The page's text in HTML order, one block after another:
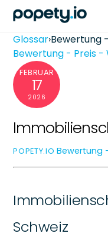
Skip
content
Glossar›Bewertung
Bewertung - Preis -
FEBRUAR
17
2026
POPETY.IO Bewertung
Schweiz